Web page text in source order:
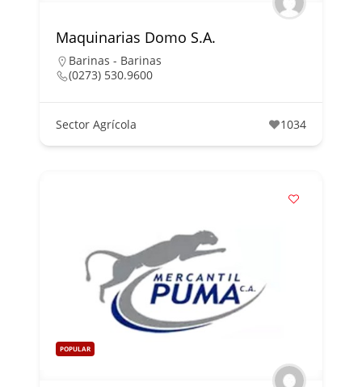
Maquinarias Domo S.A.
Barinas - Barinas
(0273) 530.9600
Sector Agrícola 1034
POPULAR